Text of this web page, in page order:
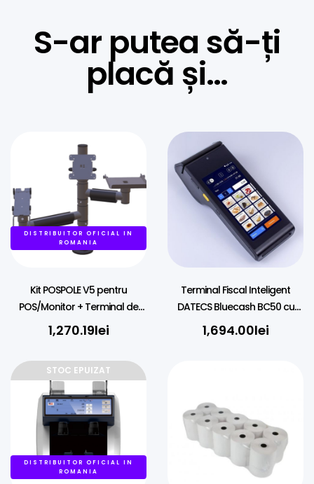
S-ar putea să-ți
placă și…
DISTRIBUITOR OFICIAL IN
ROMANIA
Kit POSPOLE V5 pentru
POS/Monitor + Terminal de
Plati Universal + Imprimanta
1,270.19lei
Terminal Fiscal Inteligent
DATECS Bluecash BC50 cu
Scanner 2D și POS Bancar
1,694.00lei
DISTRIBUITOR OFICIAL IN
ROMANIA
STOC EPUIZAT